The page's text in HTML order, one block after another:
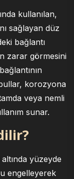
kullanılan,
sağlayan düz
bağlantı
zarar görmesini
korozyona
veya nemli
sunar.
yüzeyde
engelleyerek